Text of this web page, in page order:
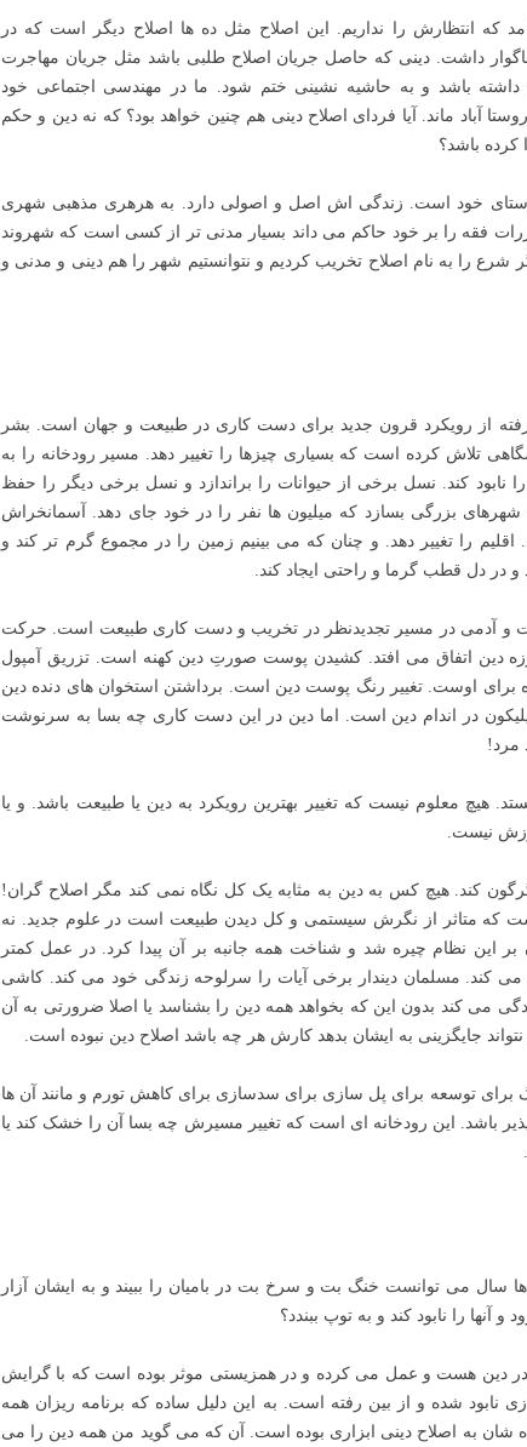
که انتظارش را نداریم. این اصلاح مثل ده ها اصلاح دیگر است که در
داشت. دینی که حاصل جریان اصلاح طلبی باشد مثل جریان مهاجرت
داشته باشد و به حاشیه نشینی ختم شود. ما در مهندسی اجتماعی خود
آباد ماند. آیا فردای اصلاح دینی هم چنین خواهد بود؟ که نه دین و حکم
کرده باشد؟
خود است. زندگی اش اصل و اصولی دارد. به هرهری مذهبی شهری
فقه را بر خود حاکم می داند بسیار مدنی تر از کسی است که شهروند
شرع را به نام اصلاح تخریب کردیم و نتوانستیم شهر را هم دینی و مدنی و
از رویکرد قرون جدید برای دست کاری در طبیعت و جهان است. بشر
تلاش کرده است که بسیاری چیزها را تغییر دهد. مسیر رودخانه را به
کند. نسل برخی از حیوانات را براندازد و نسل برخی دیگر را حفظ
بزرگی بسازد که میلیون ها نفر را در خود جای دهد. آسمانخراش
اقلیم را تغییر دهد. و چنان که می بینیم زمین را در مجموع گرم تر کند و
در دل قطب گرما و راحتی ایجاد کند.
و آدمی در مسیر تجدیدنظر در تخریب و دست کاری طبیعت است. حرکت
دین اتفاق می افتد. کشیدن پوست صورتِ دین کهنه است. تزریق آمپول
برای اوست. تغییر رنگ پوست دین است. برداشتن استخوان های دنده دین
در اندام دین است. اما دین در این دست کاری چه بسا به سرنوشت
مرد!
هیچ معلوم نیست که تغییر بهترین رویکرد به دین یا طبیعت باشد. و یا
نیست.
کند. هیچ کس به دین به مثابه یک کل نگاه نمی کند مگر اصلاح گران!
که متاثر از نگرش سیستمی و کل دیدن طبیعت است در علوم جدید. نه
این نظام چیره شد و شناخت همه جانبه بر آن پیدا کرد. در عمل کمتر
کند. مسلمان دیندار برخی آیات را سرلوحه زندگی خود می کند. کاشی
می کند بدون این که بخواهد همه دین را بشناسد یا اصلا ضرورتی به آن
نتواند جایگزینی به ایشان بدهد کارش هر چه باشد اصلاح دین نبوده است.
برای توسعه برای پل سازی برای سدسازی برای کاهش تورم و مانند آن ها
باشد. این رودخانه ای است که تغییر مسیرش چه بسا آن را خشک کند یا
سال می توانست خنگ بت و سرخ بت در بامیان را ببیند و به ایشان آزار
آنها را نابود کند و به توپ ببندد؟
دین هست و عمل می کرده و در همزیستی موثر بوده است که با گرایش
نابود شده و از بین رفته است. به این دلیل ساده که برنامه ریزان همه
شان به اصلاح دینی ابزاری بوده است. آن که می گوید من همه دین را می